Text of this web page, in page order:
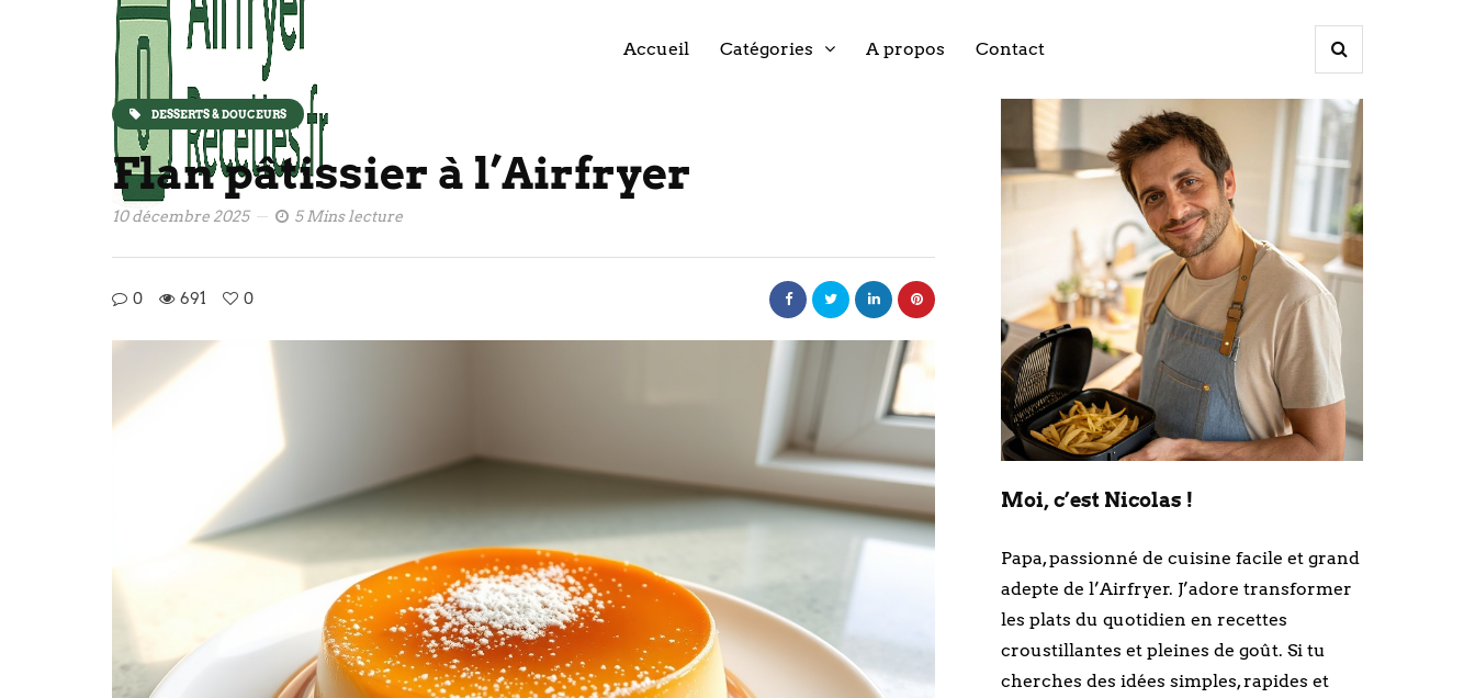
Accueil Catégories A propos Contact
DESSERTS & DOUCEURS
Flan pâtissier à l’Airfryer
10 décembre 2025 5 Mins lecture
0 691 0
Moi, c’est Nicolas !
Papa, passionné de cuisine facile et grand
adepte de l’Airfryer. J’adore transformer
les plats du quotidien en recettes
croustillantes et pleines de goût. Si tu
cherches des idées simples, rapides et